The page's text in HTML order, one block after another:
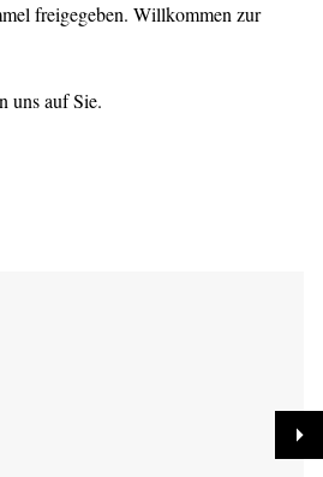
freigegeben. Willkommen zur
uns auf Sie.